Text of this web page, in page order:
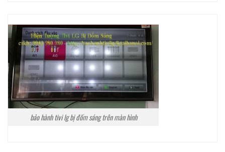
bảo hành tivi lg bị đốm sáng trên màn hình